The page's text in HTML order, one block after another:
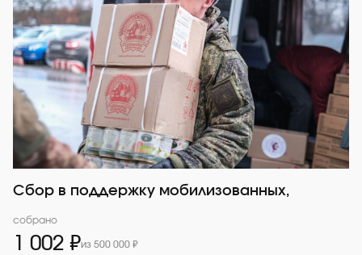
Сбор в поддержку мобилизованных,
собрано
1 002 ₽из 500 000 ₽